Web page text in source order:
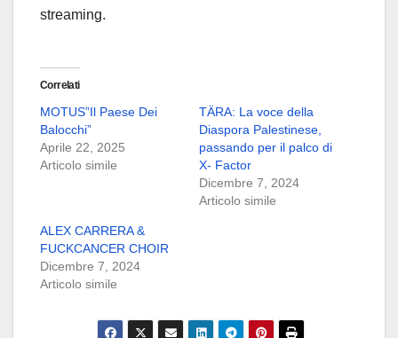
streaming.
Correlati
MOTUS”Il Paese Dei
Balocchi”
Aprile 22, 2025
Articolo simile
TÄRA: La voce della
Diaspora Palestinese,
passando per il palco di
X- Factor
Dicembre 7, 2024
Articolo simile
ALEX CARRERA &
FUCKCANCER CHOIR
Dicembre 7, 2024
Articolo simile